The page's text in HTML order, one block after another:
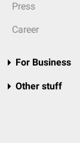
Press
Career
For Business
Other stuff